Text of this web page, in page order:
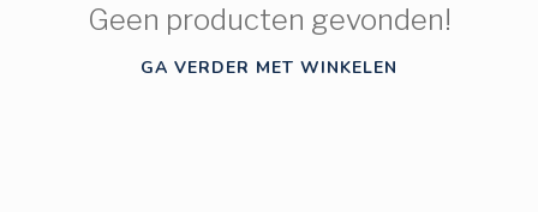
Geen producten gevonden!
GA VERDER MET WINKELEN